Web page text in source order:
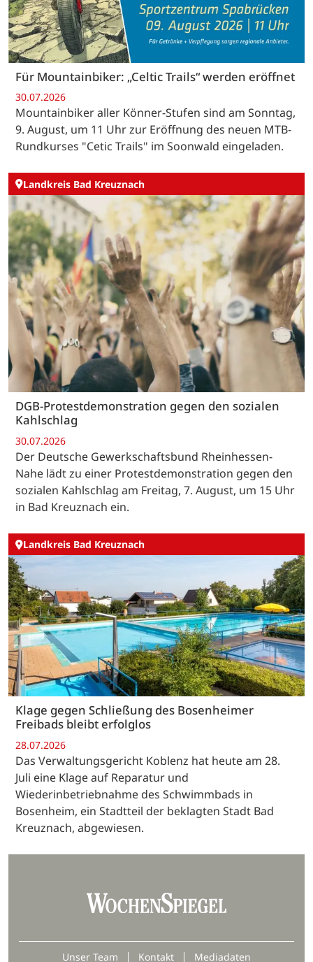
Für Mountainbiker: „Celtic Trails“ werden eröffnet
30.07.2026
Mountainbiker aller Könner-Stufen sind am Sonntag,
9. August, um 11 Uhr zur Eröffnung des neuen MTB-
Rundkurses "Cetic Trails" im Soonwald eingeladen.
Landkreis Bad Kreuznach
DGB-Protestdemonstration gegen den sozialen
Kahlschlag
30.07.2026
Der Deutsche Gewerkschaftsbund Rheinhessen-
Nahe lädt zu einer Protestdemonstration gegen den
sozialen Kahlschlag am Freitag, 7. August, um 15 Uhr
in Bad Kreuznach ein.
Landkreis Bad Kreuznach
Klage gegen Schließung des Bosenheimer
Freibads bleibt erfolglos
28.07.2026
Das Verwaltungsgericht Koblenz hat heute am 28.
Juli eine Klage auf Reparatur und
Wiederinbetriebnahme des Schwimmbads in
Bosenheim, ein Stadtteil der beklagten Stadt Bad
Kreuznach, abgewiesen.
Unser Team Kontakt Mediadaten